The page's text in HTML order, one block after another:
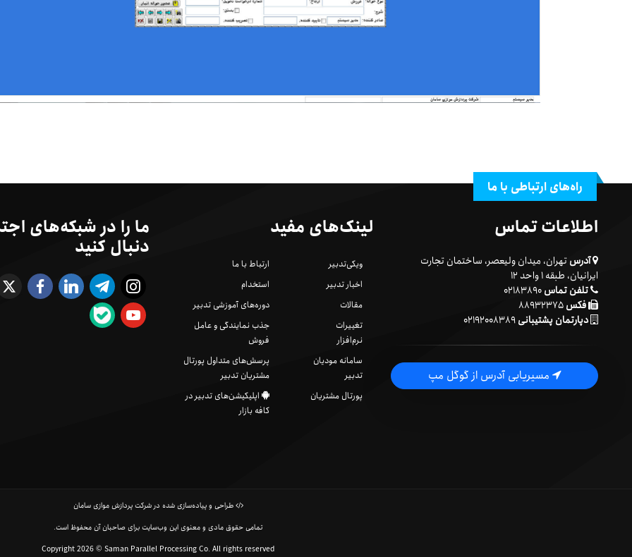
راه‌های ارتباطی با ما
اطلاعات تماس
آدرستهران، میدان ولیعصر، ساختمان تجارت
ایرانیان، طبقه ۱ واحد ۱۲
تلفن تماس۰۲۱۸۳۸۹۰
فکس
دپارتمان پشتیبانی۰۲۱۹۲۰۰۸۳۸۹
مسیریابی آدرس از گوگل مپ
لینک‌های مفید
ویکی‌تدبیر
اخبار تدبیر
مقالات
تغییرات
نرم‌افزار
سامانه مودیان
تدبیر
پورتال مشتریان
ارتباط با ما
استخدام
دوره‌های آموزشی تدبیر
جذب نمایندگی و عامل
فروش
پرسش‌های متداول پورتال
مشتریان تدبیر
اپلیکیشن‌های تدبیر در
کافه بازار
ما را در شبکه‌های
دنبال کنید
طراحی و پیاده‌سازی شده در شرکت پردازش موازی سامان
تمامی حقوق مادی و معنوی این وب‌سایت برای صاحبان آن محفوظ است.
Copyright 2026 © Saman Parallel Processing Co. All rights reserved